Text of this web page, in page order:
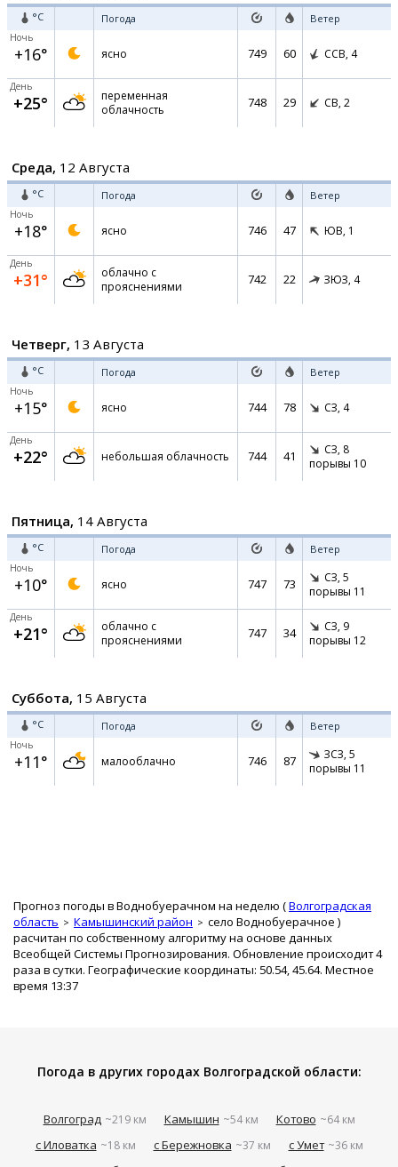
°C Погода Ветер
Ночь
+16° ясно 749 60 ССВ, 4
День
+25°
переменная
облачность
748 29 СВ, 2
Среда, 12 Августа
°C Погода Ветер
Ночь
+18° ясно 746 47 ЮВ, 1
День
+31°
облачно с
прояснениями
742 22 ЗЮЗ, 4
Четверг, 13 Августа
°C Погода Ветер
Ночь
+15° ясно 744 78 СЗ, 4
День
+22° небольшая облачность 744 41 СЗ, 8
порывы 10
Пятница, 14 Августа
°C Погода Ветер
Ночь
+10° ясно 747 73 СЗ, 5
порывы 11
День
+21°
облачно с
прояснениями
747 34 СЗ, 9
порывы 12
Суббота, 15 Августа
°C Погода Ветер
Ночь
+11° малооблачно 746 87 ЗСЗ, 5
порывы 11
Прогноз погоды в Воднобуерачном на неделю (Волгоградская
область
Камышинский район село Воднобуерачное )
расчитан по собственному алгоритму на основе данных
Всеобщей Системы Прогнозирования. Обновление происходит 4
раза в сутки. Географические координаты: 50.54, 45.64. Местное
время 13:37
Погода в других городах Волгоградской области:
Волгоград ~219 км Камышин ~54 км Котово ~64 км
с Иловатка ~18 км с Бережновка ~37 км с Умет ~36 км